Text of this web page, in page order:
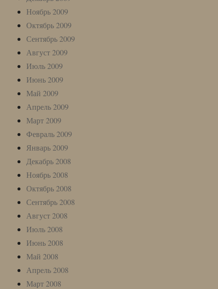
Ноябрь 2009
Октябрь 2009
Сентябрь 2009
Август 2009
Июль 2009
Июнь 2009
Май 2009
Апрель 2009
Март 2009
Февраль 2009
Январь 2009
Декабрь 2008
Ноябрь 2008
Октябрь 2008
Сентябрь 2008
Август 2008
Июль 2008
Июнь 2008
Май 2008
Апрель 2008
Март 2008